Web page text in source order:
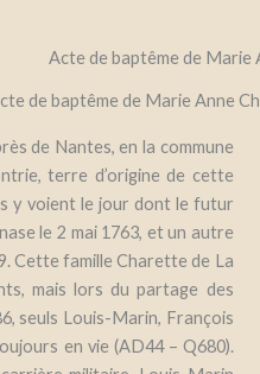
de baptême de Marie Anne
de Nantes, en la commune
terre d’origine de cette
y voient le jour dont le futur
le 2 mai 1763, et un autre
Cette famille Charette de La
mais lors du partage des
seuls Louis-Marin, François
en vie (AD44 – Q680).